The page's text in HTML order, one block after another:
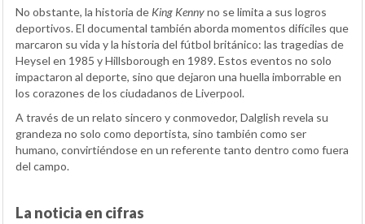
No obstante, la historia de King Kennyno se limita a sus logros
deportivos. El documental también aborda momentos difíciles que
marcaron su vida y la historia del fútbol británico: las tragedias de
Heysel en 1985 y Hillsborough en 1989. Estos eventos no solo
impactaron al deporte, sino que dejaron una huella imborrable en
los corazones de los ciudadanos de Liverpool.
A través de un relato sincero y conmovedor, Dalglish revela su
grandeza no solo como deportista, sino también como ser
humano, convirtiéndose en un referente tanto dentro como fuera
del campo.
La noticia en cifras